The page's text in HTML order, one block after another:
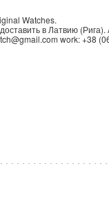
Watches.
в Латвию (Рига).
work:+38